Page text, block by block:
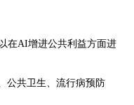
在AI增进公共利益方面进
公共卫生、流行病预防